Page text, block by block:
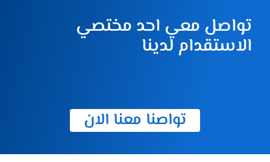
تواصل معي احد مختصي
الاستقدام لدينا
تواصنا معنا الان